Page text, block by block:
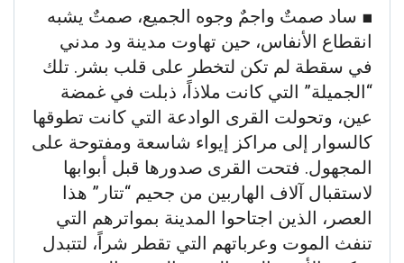
​■ ساد صمتٌ واجمٌ وجوه الجميع، صمتٌ يشبه
انقطاع الأنفاس، حين تهاوت مدينة ود مدني
في سقطة لم تكن لتخطر على قلب بشر. تلك
“الجميلة” التي كانت ملاذاً، ذبلت في غمضة
عين، وتحولت القرى الوادعة التي كانت تطوقها
كالسوار إلى مراكز إيواء شاسعة ومفتوحة على
المجهول. فتحت القرى صدورها قبل أبوابها
لاستقبال آلاف الهاربين من جحيم “تتار” هذا
العصر، الذين اجتاحوا المدينة بمواترهم التي
تنفث الموت وعرباتهم التي تقطر شراً، لتتبدل